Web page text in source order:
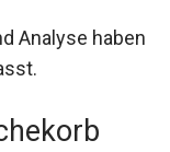
Analyse haben